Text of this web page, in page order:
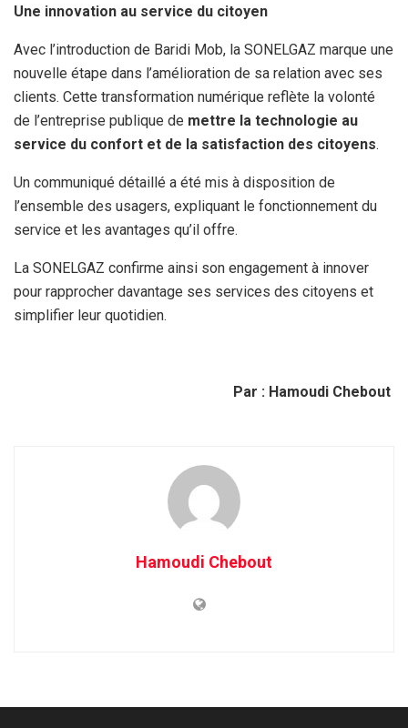
Une innovation au service du citoyen
Avec l’introduction de Baridi Mob, la SONELGAZ marque une
nouvelle étape dans l’amélioration de sa relation avec ses
clients. Cette transformation numérique reflète la volonté
de l’entreprise publique de mettre la technologie au
service du confort et de la satisfaction des citoyens.
Un communiqué détaillé a été mis à disposition de
l’ensemble des usagers, expliquant le fonctionnement du
service et les avantages qu’il offre.
La SONELGAZ confirme ainsi son engagement à innover
pour rapprocher davantage ses services des citoyens et
simplifier leur quotidien.
Par : Hamoudi Chebout
Hamoudi Chebout